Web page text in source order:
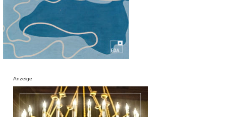
Anzeige